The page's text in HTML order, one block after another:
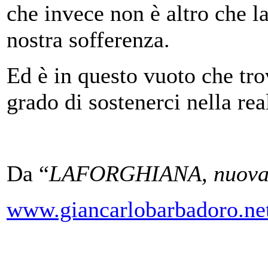
che invece non è altro che
nostra sofferenza.
Ed è in questo vuoto che
grado di sostenerci nella
Da “LAFORGHIANA,